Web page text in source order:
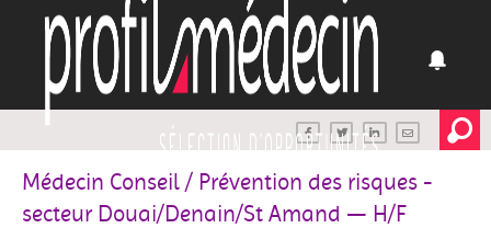
Médecin Conseil / Prévention des risques -
secteur Douai/Denain/St Amand — H/F